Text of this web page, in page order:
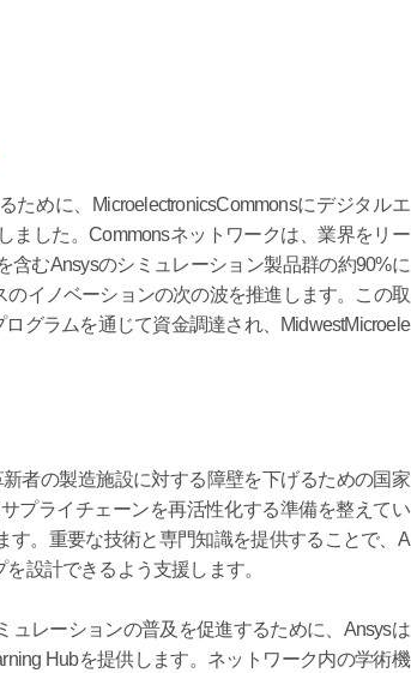
めに、MicroelectronicsCommonsにデジタルエ
ました。Commonsネットワークは、業界をリー
含むAnsysのシミュレーション製品群の約90%に
イノベーションの次の波を推進します。この取
グラムを通じて資金調達され、MidwestMicroele
者の製造施設に対する障壁を下げるための国家
プライチェーンを再活性化する準備を整えてい
す。重要な技術と専門知識を提供することで、A
設計できるよう支援します。
レーションの普及を促進するために、Ansysは
Hubを提供します。ネットワーク内の学術機